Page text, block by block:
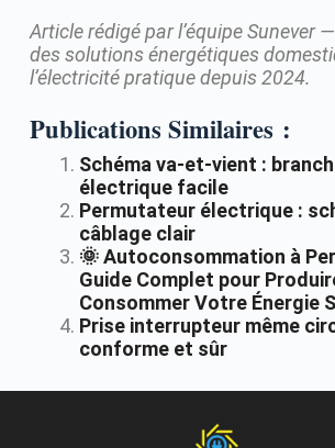
Article rédigé par l’équipe Sunever
des solutions énergétiques
l’électricité pratique depuis 2024.
Publications Similaires :
Schéma va-et-vient :
électrique facile
Permutateur électrique :
câblage clair
🌞 Autoconsommation à
Guide Complet pour
Consommer Votre Énergie
Prise interrupteur même
conforme et sûr